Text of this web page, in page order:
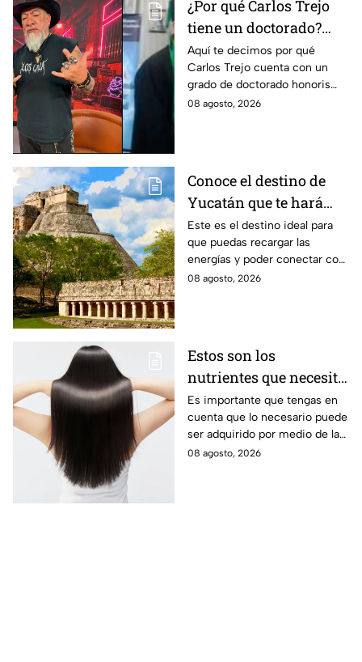
¿Por qué Carlos Trejo
tiene un doctorado?
Este es el
reconocimiento que el
cazafantasmas recibió
Aquí te decimos por qué
Carlos Trejo cuenta con un
grado de doctorado honoris
causa. El cazafantasmas será
08 agosto, 2026
Conoce el destino de
Yucatán que te hará
desconectarte de la
rutina
Este es el destino ideal para
que puedas recargar las
energías y poder conectar con
naturaleza.
08 agosto, 2026
Estos son los
nutrientes que necesita
tu cabello a partir de
los 40 años
Es importante que tengas en
cuenta que lo necesario puede
ser adquirido por medio de la
alimentación.
08 agosto, 2026